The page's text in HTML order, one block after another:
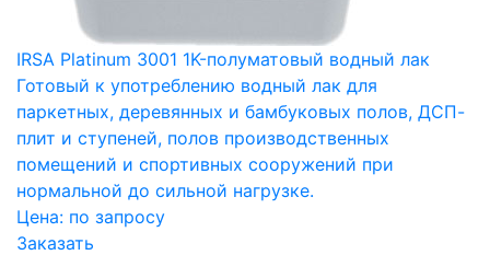
IRSA Platinum 3001 1K-полуматовый водный лак
Готовый к употреблению водный лак для
паркетных, деревянных и бамбуковых полов, ДСП-
плит и ступеней, полов производственных
помещений и спортивных сооружений при
нормальной до сильной нагрузке.
Цена: по запросу
Заказать